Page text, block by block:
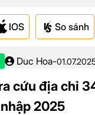
IOS So sánh
Duc Hoa-
cứu địa chỉ
2025